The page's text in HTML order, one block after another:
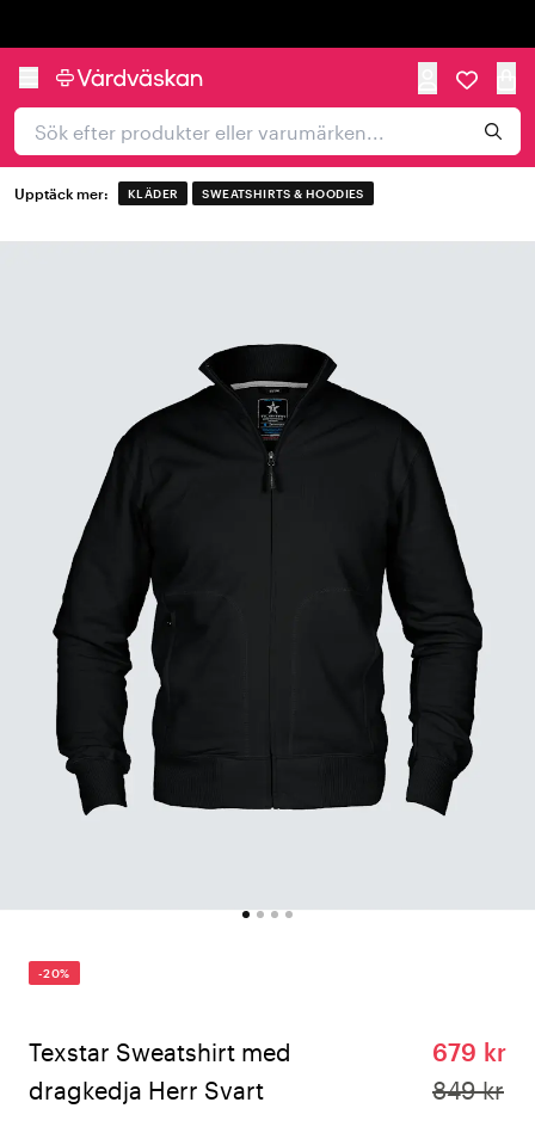
Upptäck mer: KLÄDER SWEATSHIRTS & HOODIES
-20%
Texstar Sweatshirt med
dragkedja Herr Svart
679 kr
849 kr